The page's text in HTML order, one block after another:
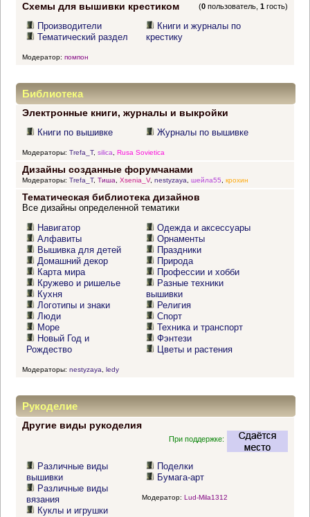
Схемы для вышивки крестиком (0 пользователь,1 гость)
Производители
Тематический раздел
Книги и журналы по
крестику
Модератор: помпон
Библиотека
Электронные книги, журналы и выкройки
Книги по вышивке Журналы по вышивке
Модераторы: Trefa_T, silica Rusa Sovietica
Дизайны созданные форумчанами
Модераторы: Trefa_T, Тиша, Xsenia_V, nestyzaya, шейла55, крохин
Тематическая библиотека дизайнов
Все дизайны определенной тематики
Навигатор
Алфавиты
Вышивка для детей
Домашний декор
Карта мира
Кружево и ришелье
Кухня
Логотипы и знаки
Люди
Море
Новый Год и
Рождество
Одежда и аксессуары
Орнаменты
Праздники
Природа
Профессии и хобби
Разные техники
вышивки
Религия
Спорт
Техника и транспорт
Фэнтези
Цветы и растения
Модераторы: nestyzaya ledy
Рукоделие
Другие виды рукоделия
При поддержке:
Различные виды
вышивки
Различные виды
вязания
Куклы и игрушки
Поделки
Бумага-арт
Модератор: Lud-Mila1312